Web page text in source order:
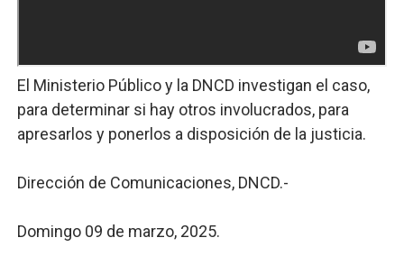
El Ministerio Público y la DNCD investigan el caso,
para determinar si hay otros involucrados, para
apresarlos y ponerlos a disposición de la justicia.
Dirección de Comunicaciones, DNCD.-
Domingo 09 de marzo, 2025.